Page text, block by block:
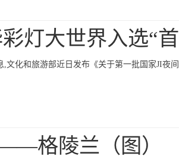
彩灯大世界入选“
,文化和旅游部近日发布《关于第一批国家JI夜
格陵兰（图）